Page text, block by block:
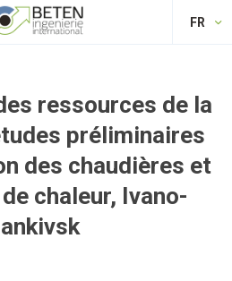
FR
ressources de la
préliminaires
des chaudières et
chaleur, Ivano-